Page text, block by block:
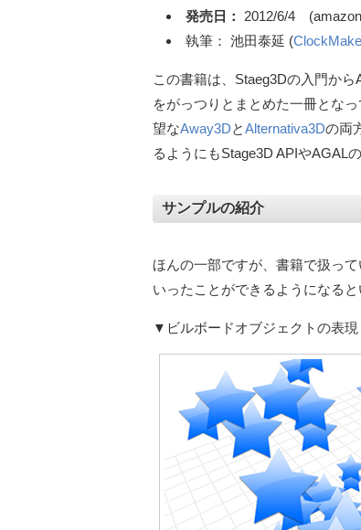
発売日：
2012/6/4
執筆： 池田泰延 (
この書籍は、Staeg3Dの入門か
をがっつりとまとめた一冊とな
望なAway3DとAlternativa3Dの両
るようにもStage3D APIやAGAL
サンプルの紹介
ほんの一部ですが、書籍で扱っ
いったことができるようになる
▼ビルボードオブジェクトの表